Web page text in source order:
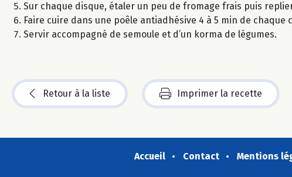
Sur chaque disque, étaler un peu de fromage frais puis
Faire cuire dans une poêle antiadhésive 4 à 5 min de chaque
Servir accompagné de semoule et d’un korma de légumes.
Retour à la liste Imprimer la recette
Accueil Contact Mentions